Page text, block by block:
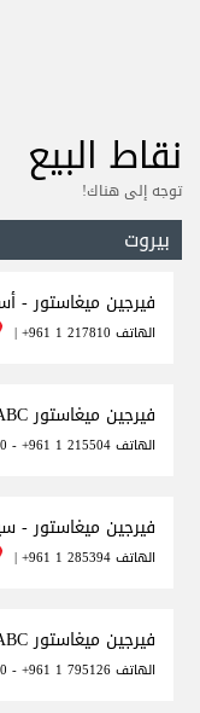
نقاط البيع
توجه إلى هناك!
بيروت
فيرجين ميغاستور -
الهاتف +961 1 217810
|
فيرجين ميغاستور ABC الأشرفية
الهاتف- +961 1 215504
فيرجين ميغاستور -
الهاتف+961 1 285394
|
فيرجين ميغاستور ABC فردان
الهاتف- +961 1 795126